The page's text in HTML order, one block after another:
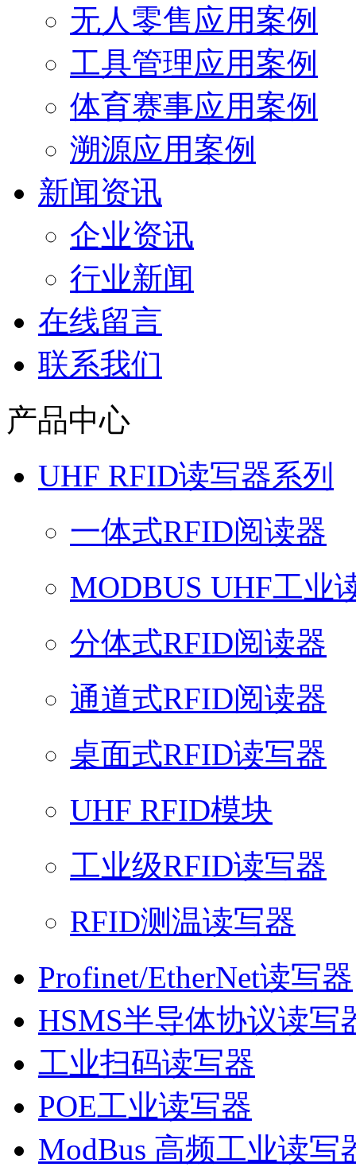
无人零售应用案例
工具管理应用案例
体育赛事应用案例
溯源应用案例
新闻资讯
企业资讯
行业新闻
在线留言
联系我们
产品中心
UHF RFID读写器系列
一体式RFID阅读器
MODBUS UHF工业
分体式RFID阅读器
通道式RFID阅读器
桌面式RFID读写器
UHF RFID模块
工业级RFID读写器
RFID测温读写器
Profinet/EtherNet读写器
HSMS半导体协议读写
工业扫码读写器
POE工业读写器
ModBus 高频工业读写